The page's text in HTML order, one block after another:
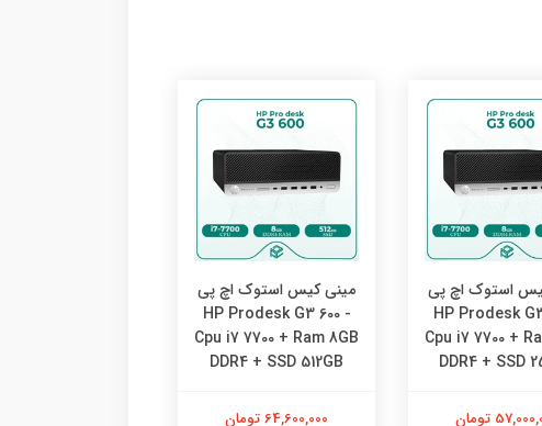
استوک اچ پی
HP Prodesk
Cpu i7 7700 +
DDR4 + SSD
تومان
مینی کیس استوک اچ پی
HP Prodesk G3 600 -
Cpu i7 7700 + Ram 8GB
DDR4 + SSD 512GB
64,600,000 تومان